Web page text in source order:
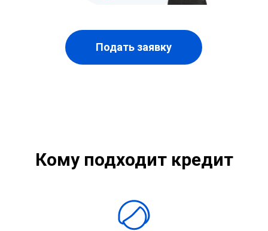
Подать заявку
Кому подходит кредит